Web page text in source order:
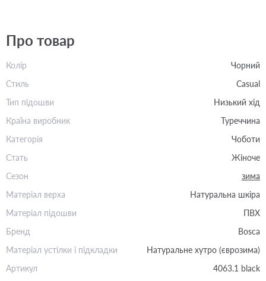
Про товар
Колір
Чорний
Стиль
Casual
Тип підошви
Низький хід
Країна виробник
Туреччина
Категорія
Чоботи
Стать
Жіноче
Сезон
зима
Матеріал верха
Натуральна шкіра
Матеріал підошви
ПВХ
Бренд
Bosca
Матеріал устілки і підкладки
Натуральне хутро (єврозима)
Артикул
4063.1 black